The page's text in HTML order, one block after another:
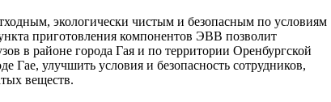
экологически чистым и безопасным по условиям
приготовления компонентов ЭВВ позволит
в районе города Гая и по территории Оренбургской
Гае, улучшить условия и безопасность сотрудников,
веществ.